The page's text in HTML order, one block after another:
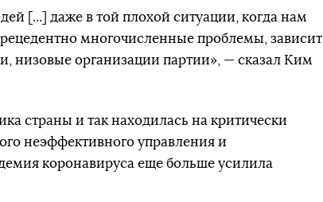
[...] даже в той плохой ситуации, когда нам
многочисленные проблемы, зависит
низовые организации партии», — сказал Ким
страны и так находилась на критически
неэффективного управления и
коронавируса еще больше усилила